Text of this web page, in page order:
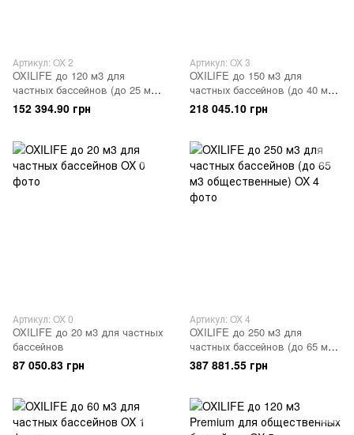
Артикул: OX 2
OXILIFE до 120 м3 для
частных бассейнов (до 25 м3
общественные)
152 394.90 грн
Артикул: OX 3
OXILIFE до 150 м3 для
частных бассейнов (до 40 м3
общественные)
218 045.10 грн
Артикул: OX 0
OXILIFE до 20 м3 для частных
бассейнов
87 050.83 грн
Артикул: OX 4
OXILIFE до 250 м3 для
частных бассейнов (до 65 м3
общественные)
387 881.55 грн